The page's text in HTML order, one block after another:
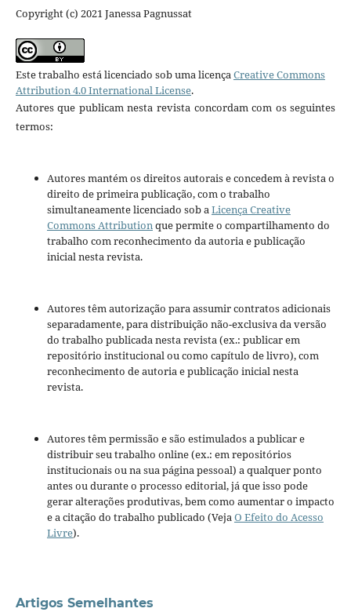
Copyright (c) 2021 Janessa Pagnussat
Este trabalho está licenciado sob uma licençaCreative Commons
Attribution 4.0 International License.
Autores que publicam nesta revista concordam com os seguintes
termos:
Autores mantém os direitos autorais e concedem à revista o
direito de primeira publicação, com o trabalho
simultaneamente licenciado sob aLicença Creative
Commons Attributionque permite o compartilhamento do
trabalho com reconhecimento da autoria e publicação
inicial nesta revista.
Autores têm autorização para assumir contratos adicionais
separadamente, para distribuição não-exclusiva da versão
do trabalho publicada nesta revista (ex.: publicar em
repositório institucional ou como capítulo de livro), com
reconhecimento de autoria e publicação inicial nesta
revista.
Autores têm permissão e são estimulados a publicar e
distribuir seu trabalho online (ex.: em repositórios
institucionais ou na sua página pessoal) a qualquer ponto
antes ou durante o processo editorial, já que isso pode
gerar alterações produtivas, bem como aumentar o impacto
e a citação do trabalho publicado (VejaO Efeito do Acesso
Livre).
Artigos Semelhantes